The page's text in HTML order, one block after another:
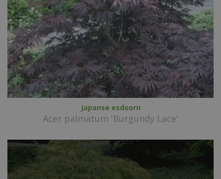
Japanse esdoorn
Acer palmatum 'Burgundy Lace'